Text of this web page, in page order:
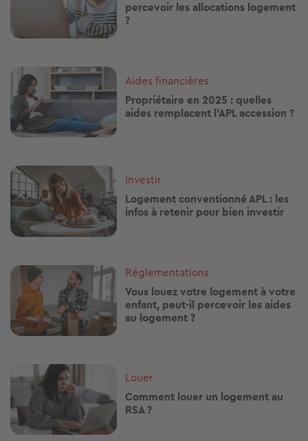
percevoir les allocations logement
?
Image
Aides financières
Propriétaire en 2025 : quelles
aides remplacent l’APL accession ?
Image
Investir
Logement conventionné APL : les
infos à retenir pour bien investir
Image
Réglementations
Vous louez votre logement à votre
enfant, peut-il percevoir les aides
au logement ?
Image
Louer
Comment louer un logement au
RSA ?